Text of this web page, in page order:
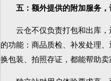
五：额外提供的附加服务，
云仓不仅负责打包和出库，
的功能：商品质检、补发处理、
换包装、拍照存证，都能帮助卖